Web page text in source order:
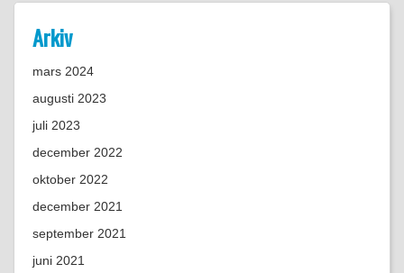
Arkiv
mars 2024
augusti 2023
juli 2023
december 2022
oktober 2022
december 2021
september 2021
juni 2021